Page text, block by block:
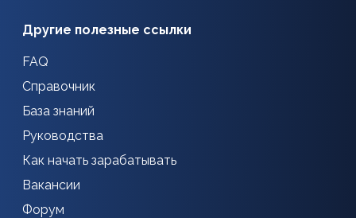
Другие полезные ссылки
FAQ
Справочник
База знаний
Руководства
Как начать зарабатывать
Вакансии
Форум